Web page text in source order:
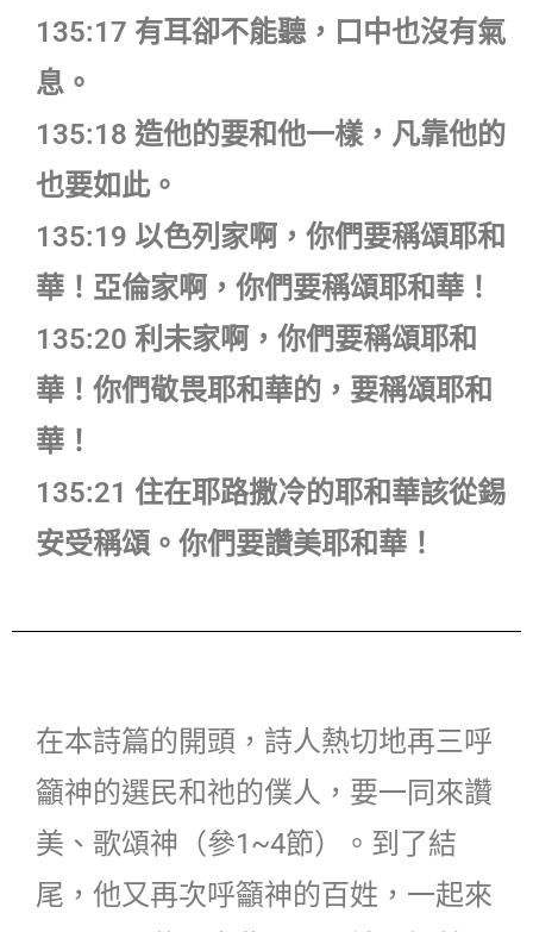
135:17 有耳卻不能聽，口中也沒有氣
息。
135:18 造他的要和他一樣，凡靠他的
也要如此。
135:19 以色列家啊，你們要稱頌耶和
華！亞倫家啊，你們要稱頌耶和華！
135:20 利未家啊，你們要稱頌耶和
華！你們敬畏耶和華的，要稱頌耶和
華！
135:21 住在耶路撒冷的耶和華該從錫
安受稱頌。你們要讚美耶和華！
在本詩篇的開頭，詩人熱切地再三呼
籲神的選民和祂的僕人，要一同來讚
美、歌頌神（參1~4節）。到了結
尾，他又再次呼籲神的百姓，一起來